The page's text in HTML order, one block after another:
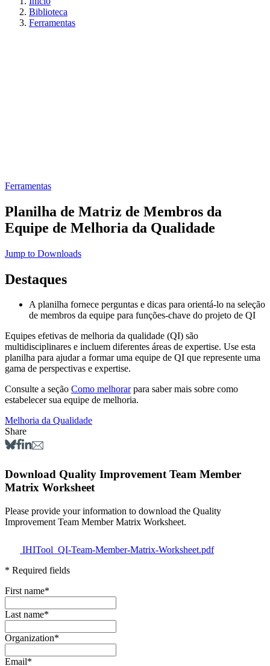
Biblioteca
Ferramentas
Ferramentas
Planilha de Matriz de Membros da
Equipe de Melhoria da Qualidade
Jump to Downloads
Destaques
A planilha fornece perguntas e dicas para orientá-lo na seleção
de membros da equipe para funções-chave do projeto de QI
Equipes efetivas de melhoria da qualidade (QI) são
multidisciplinares e incluem diferentes áreas de expertise. Use esta
planilha para ajudar a formar uma equipe de QI que represente uma
gama de perspectivas e expertise.
Consulte a seção Como melhorarpara saber mais sobre como
estabelecer sua equipe de melhoria.
Melhoria da Qualidade
Share
Download Quality Improvement Team Member
Matrix Worksheet
Please provide your information to download the Quality
Improvement Team Member Matrix Worksheet.
IHITool_QI-Team-Member-Matrix-Worksheet.pdf
* Required fields
First name*
Last name*
Organization*
Email*